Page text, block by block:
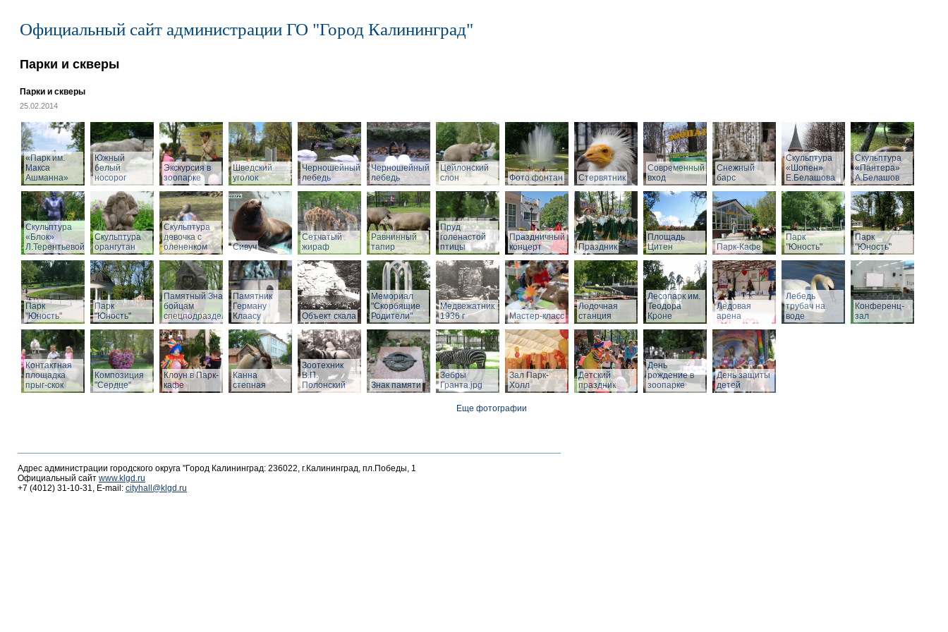
Официальный сайт администрации ГО "Город Калининград"
Парки и скверы
Парки и скверы
25.02.2014
«Парк им.
Макса
Ашманна»
Южный
белый
носорог
Экскурсия в
зоопарке
Шведский
уголок
Черношейный
лебедь
Черношейный
лебедь
Цейлонский
слон
Фото фонтан Стервятник
Современный
вход
Снежный
барс
Скульптура
«Шопен»
Е.Белашова
Скульптура
«Пантера»
А.Белашов
Скульптура
«Блок»
Л.Терентьевой
Скульптура
орангутан
Скульптура
девочка с
олененком
Сивуч
Сетчатый
жираф
Равнинный
тапир
Пруд
голенастой
птицы
Праздничный
концерт
Праздник
Площадь
Цитен
Парк-Кафе
Парк
"Юность"
Парк
"Юность"
Парк
"Юность"
Парк
"Юность"
Памятный Знак
бойцам
спецподразделений
Памятник
Герману
Клаасу
Объект скала
Мемориал
"Скорбящие
Родители"
Медвежатник
1936 г
Мастер-класс
Лодочная
станция
Лесопарк им.
Теодора
Кроне
Ледовая
арена
Лебедь
трубач на
воде
Конференц-
зал
Контактная
площадка
прыг-скок
Композиция
"Сердце"
Клоун в Парк-
кафе
Канна
степная
Зоотехник
В.П.
Полонский
Знак памяти
Зебры
Гранта.jpg
Зал Парк-
Холл
Детский
праздник
День
рождение в
зоопарке
День защиты
детей
Еще фотографии
Адрес администрации городского округа "Город Калининград: 236022, г.Калининград, пл.Победы, 1
Официальный сайт www.klgd.ru
+7 (4012) 31-10-31, E-mail: cityhall@klgd.ru